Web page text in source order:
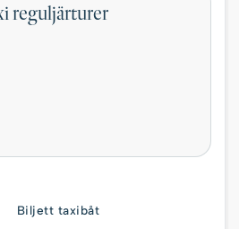
reguljärturer
Biljett taxibåt